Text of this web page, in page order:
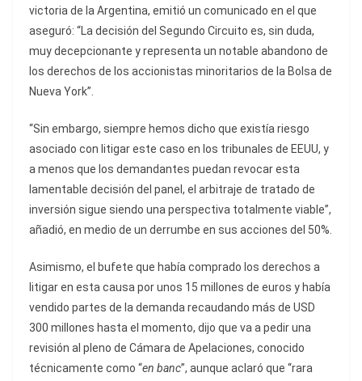
victoria de la Argentina, emitió un comunicado en el que
aseguró: “La decisión del Segundo Circuito es, sin duda,
muy decepcionante y representa un notable abandono de
los derechos de los accionistas minoritarios de la Bolsa de
Nueva York”.
“Sin embargo, siempre hemos dicho que existía riesgo
asociado con litigar este caso en los tribunales de EEUU, y
a menos que los demandantes puedan revocar esta
lamentable decisión del panel, el arbitraje de tratado de
inversión sigue siendo una perspectiva totalmente viable”,
añadió, en medio de un derrumbe en sus acciones del 50%.
Asimismo, el bufete que había comprado los derechos a
litigar en esta causa por unos 15 millones de euros y había
vendido partes de la demanda recaudando más de USD
300 millones hasta el momento, dijo que va a pedir una
revisión al pleno de Cámara de Apelaciones, conocido
técnicamente como “en banc”, aunque aclaró que “rara